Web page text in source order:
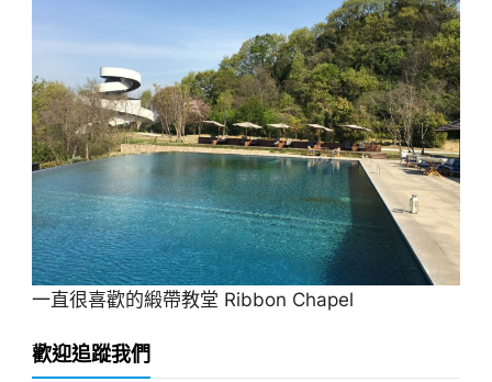
一直很喜歡的緞帶教堂 Ribbon Chapel
歡迎追蹤我們